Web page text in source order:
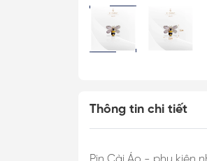
Thông tin chi tiết